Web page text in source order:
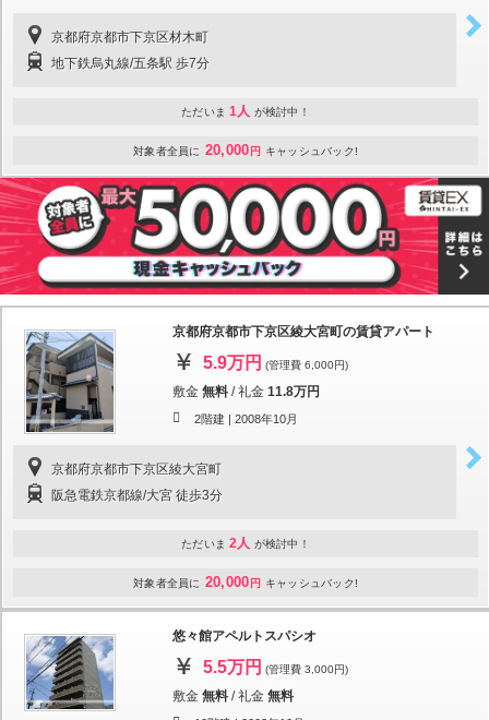
京都府京都市下京区材木町
地下鉄烏丸線/五条駅 歩7分
ただいま 1人 が検討中！
対象者全員に 20,000 円 キャッシュバック!
京都府京都市下京区綾大宮町の賃貸アパート
5.9万円 (管理費 6,000円)
敷金 無料 /礼金 11.8万円
2階建 | 2008年10月
京都府京都市下京区綾大宮町
阪急電鉄京都線/大宮 徒歩3分
ただいま 2人 が検討中！
対象者全員に 20,000 円 キャッシュバック!
悠々館アペルトスパシオ
5.5万円 (管理費 3,000円)
敷金 無料 /礼金 無料